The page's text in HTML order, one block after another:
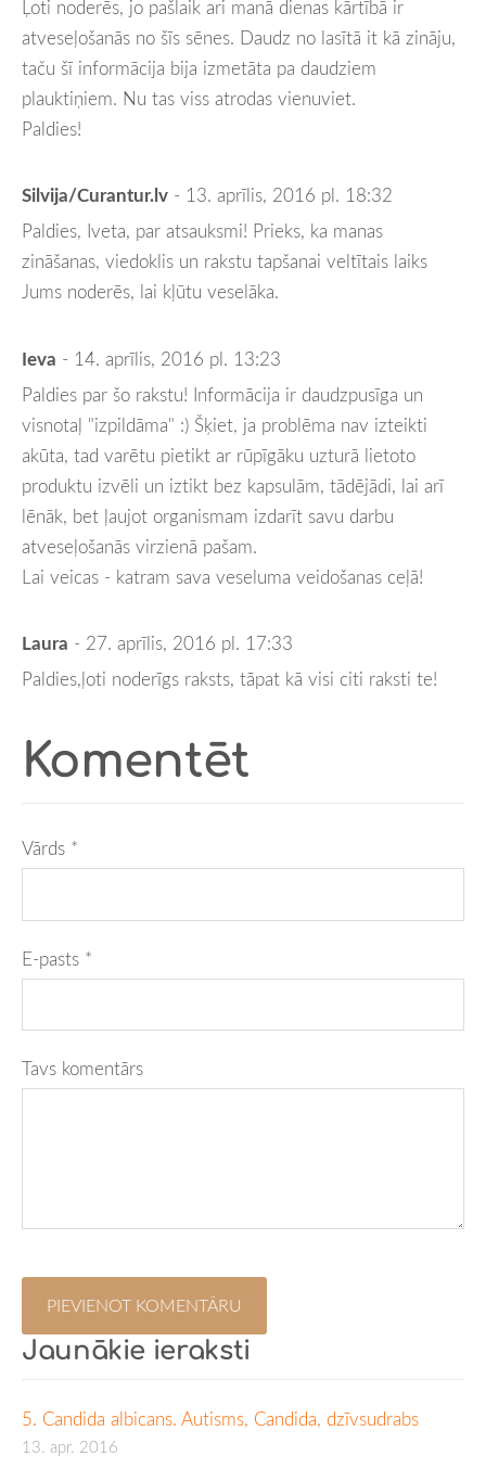
Jaunākie ieraksti
5. Candida albicans. Autisms, Candida, dzīvsudrabs
13. apr. 2016
Ļoti noderēs, jo pašlaik ari manā dienas kārtībā ir
atveseļošanās no šīs sēnes. Daudz no lasītā it kā zināju,
taču šī informācija bija izmetāta pa daudziem
plauktiņiem. Nu tas viss atrodas vienuviet.
Paldies!
Silvija/Curantur.lv - 13. aprīlis, 2016 pl. 18:32
Paldies, Iveta, par atsauksmi! Prieks, ka manas
zināšanas, viedoklis un rakstu tapšanai veltītais laiks
Jums noderēs, lai kļūtu veselāka.
Ieva - 14. aprīlis, 2016 pl. 13:23
Paldies par šo rakstu! Informācija ir daudzpusīga un
visnotaļ "izpildāma" :) Šķiet, ja problēma nav izteikti
akūta, tad varētu pietikt ar rūpīgāku uzturā lietoto
produktu izvēli un iztikt bez kapsulām, tādējādi, lai arī
lēnāk, bet ļaujot organismam izdarīt savu darbu
atveseļošanās virzienā pašam.
Lai veicas - katram sava veseluma veidošanas ceļā!
Laura - 27. aprīlis, 2016 pl. 17:33
Paldies,ļoti noderīgs raksts, tāpat kā visi citi raksti te!
Komentēt
Vārds *
E-pasts *
Tavs komentārs